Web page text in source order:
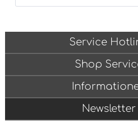
Service
Shop
Newsletter